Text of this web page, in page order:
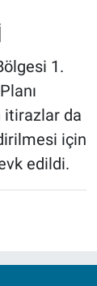
1.
itirazlar da
için
edildi.